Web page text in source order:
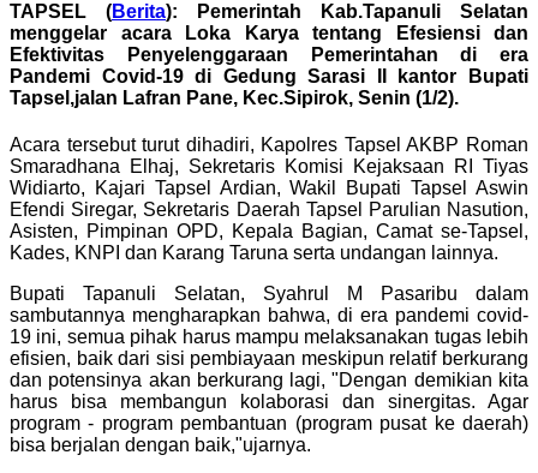
TAPSEL (Berita): Pemerintah Kab.Tapanuli Selatan
menggelar acara Loka Karya tentang Efesiensi dan
Efektivitas Penyelenggaraan Pemerintahan di era
Pandemi Covid-19 di Gedung Sarasi II kantor Bupati
Tapsel,jalan Lafran Pane, Kec.Sipirok, Senin (1/2).
Acara tersebut turut dihadiri, Kapolres Tapsel AKBP Roman
Smaradhana Elhaj, Sekretaris Komisi Kejaksaan RI Tiyas
Widiarto, Kajari Tapsel Ardian, Wakil Bupati Tapsel Aswin
Efendi Siregar, Sekretaris Daerah Tapsel Parulian Nasution,
Asisten, Pimpinan OPD, Kepala Bagian, Camat se-Tapsel,
Kades, KNPI dan Karang Taruna serta undangan lainnya.
Bupati Tapanuli Selatan, Syahrul M Pasaribu dalam
sambutannya mengharapkan bahwa, di era pandemi covid-
19 ini, semua pihak harus mampu melaksanakan tugas lebih
efisien, baik dari sisi pembiayaan meskipun relatif berkurang
dan potensinya akan berkurang lagi, "Dengan demikian kita
harus bisa membangun kolaborasi dan sinergitas. Agar
program - program pembantuan (program pusat ke daerah)
bisa berjalan dengan baik,"ujarnya.